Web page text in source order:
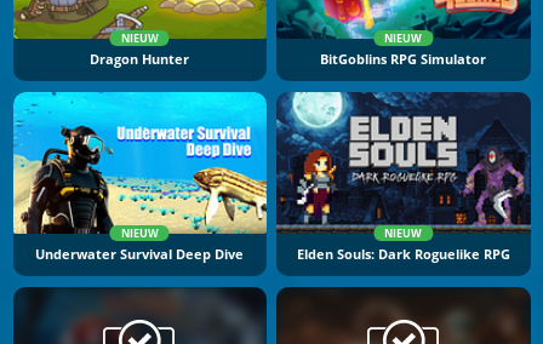
NIEUW
Dragon Hunter
NIEUW
BitGoblins RPG Simulator
NIEUW
Underwater Survival Deep Dive
NIEUW
Elden Souls: Dark Roguelike RPG